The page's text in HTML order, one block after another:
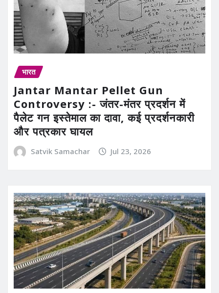
भारत
Jantar Mantar Pellet Gun
Controversy :- जंतर-मंतर प्रदर्शन में
पैलेट गन इस्तेमाल का दावा, कई प्रदर्शनकारी
और पत्रकार घायल
Satvik Samachar Jul 23, 2026